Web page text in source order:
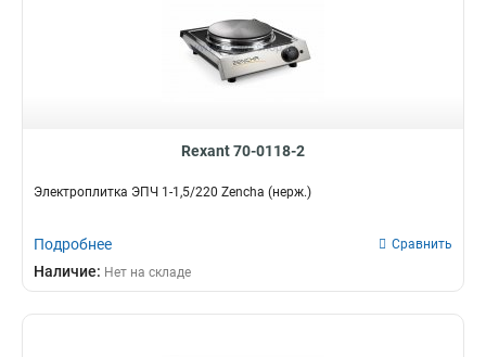
Rexant 70-0118-2
Электроплитка ЭПЧ 1-1,5/220 Zencha (нерж.)
Подробнее Сравнить
Наличие: Нет на складе